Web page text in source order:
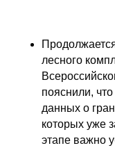
лесного
пояснили,
данных о
которых уже
этапе важно